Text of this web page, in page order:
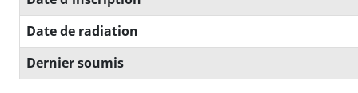
Date de radiation
Dernier soumis